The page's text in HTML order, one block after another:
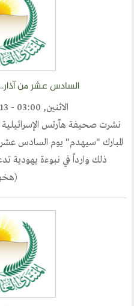
السادس عشر من
الاثنين, December 9, 2013 - 03:00
نشرت صحيفة هآرتس الإسرائيلية
المبارك "سيهدم" يوم السادس عشر
ذلك وارداً في نبوءة يهودية